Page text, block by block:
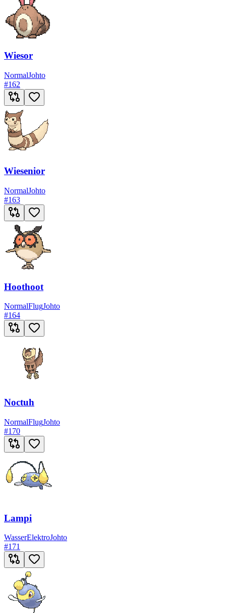
Wiesor
NormalJohto
#162
Wiesenior
NormalJohto
#163
Hoothoot
NormalFlugJohto
#164
Noctuh
NormalFlugJohto
#170
Lampi
WasserElektroJohto
#171